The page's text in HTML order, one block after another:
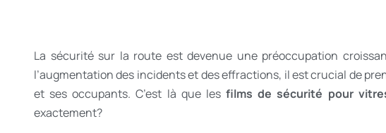
La sécurité sur la route est devenue une préoccupation
l’augmentation des incidents et des effractions, il est crucial de
et ses occupants. C’est là que lesfilms de sécurité pour
exactement?